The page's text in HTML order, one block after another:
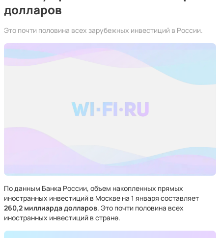
долларов
Это почти половина всех зарубежных инвестиций в России.
По данным Банка России, объем накопленных прямых
иностранных инвестиций в Москве на 1 января составляет
260,2 миллиарда долларов. Это почти половина всех
иностранных инвестиций в стране.